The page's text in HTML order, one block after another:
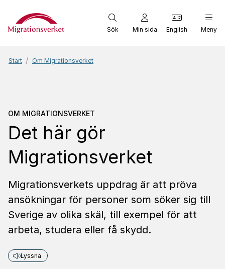
Start
Sök Min sida English Meny
Start Om Migrationsverket
Om Migrationsverket
OM MIGRATIONSVERKET
Det här gör
Migrationsverket
Migrationsverkets uppdrag är att pröva
ansökningar för personer som söker sig till
Sverige av olika skäl, till exempel för att
arbeta, studera eller få skydd.
Lyssna